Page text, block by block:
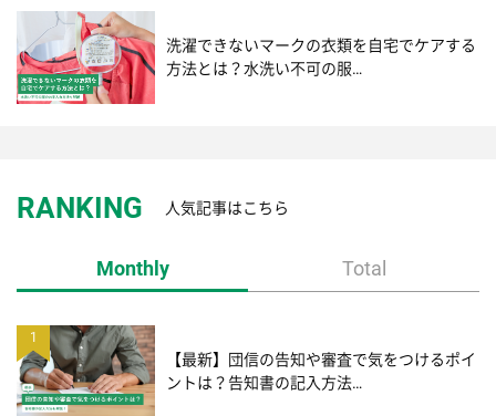
洗濯できないマークの衣類を自宅でケアする
方法とは？水洗い不可の服…
RANKING 人気記事はこちら
Monthly Total
1
【最新】団信の告知や審査で気をつけるポイ
ントは？告知書の記入方法…